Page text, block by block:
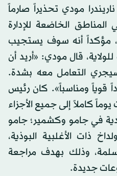
مودي تحذيراً صارماً
الخاضعة للإدارة
مؤكداً أنه سوف يستجيب
للولاية، قال مودي: «أريد أن
التعامل معه بشدة.
قوياً ومناسباً». كان رئيس
يوماً كاملاً إلى جميع الأجزاء
في جامو وكشمير؛ جامو
ذات الأغلبية البوذية،
وذلك بهدف مراجعة
جديدة.